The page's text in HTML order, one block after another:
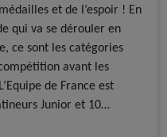
et de l’espoir ! En
qui va se dérouler en
ce sont les catégories
avant les
de France est
Junior et 10…